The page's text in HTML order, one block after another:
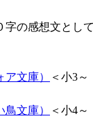
字の感想文とし
文庫）
＜小3～
文庫）
＜小4～